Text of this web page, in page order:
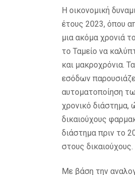
Η οικονομική
έτους 2023, όπου
μια ακόμα χρονιά
το Ταμείο να
και μακροχρόνια.
εσόδων
αυτοματοποίηση
χρονικό
δικαιούχους
διάστημα πριν το
στους δικαιούχους.
Με βάση την